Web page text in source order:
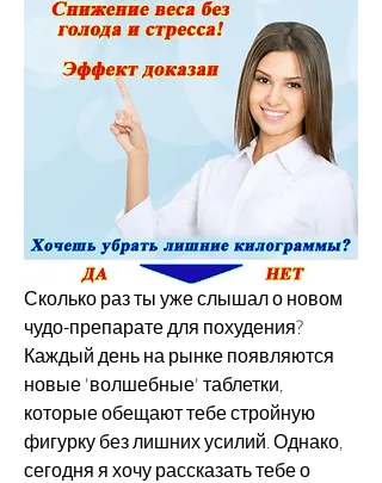
Сколько раз ты уже слышал о новом
чудо-препарате для похудения?
Каждый день на рынке появляются
новые 'волшебные' таблетки,
которые обещают тебе стройную
фигурку без лишних усилий. Однако,
сегодня я хочу рассказать тебе о